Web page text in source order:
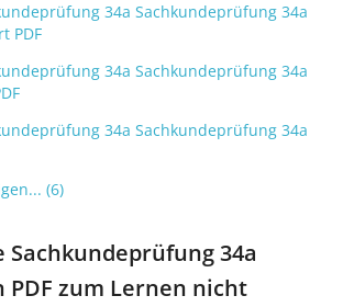
34a Sachkundeprüfung 34a
PDF
34a Sachkundeprüfung 34a
34a Sachkundeprüfung 34a
(6)
Sachkundeprüfung 34a
PDF zum Lernen nicht